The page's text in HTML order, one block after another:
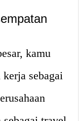
kamu
kerja sebagai